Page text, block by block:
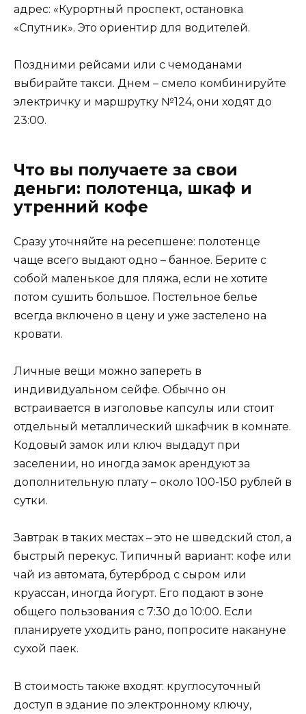
адрес: «Курортный проспект, остановка
«Спутник». Это ориентир для водителей.
Поздними рейсами или с чемоданами
выбирайте такси. Днем – смело комбинируйте
электричку и маршрутку №124, они ходят до
23:00.
Что вы получаете за свои
деньги: полотенца, шкаф и
утренний кофе
Сразу уточняйте на ресепшене: полотенце
чаще всего выдают одно – банное. Берите с
собой маленькое для пляжа, если не хотите
потом сушить большое. Постельное белье
всегда включено в цену и уже застелено на
кровати.
Личные вещи можно запереть в
индивидуальном сейфе. Обычно он
встраивается в изголовье капсулы или стоит
отдельный металлический шкафчик в комнате.
Кодовый замок или ключ выдадут при
заселении, но иногда замок арендуют за
дополнительную плату – около 100-150 рублей в
сутки.
Завтрак в таких местах – это не шведский стол, а
быстрый перекус. Типичный вариант: кофе или
чай из автомата, бутерброд с сыром или
круассан, иногда йогурт. Его подают в зоне
общего пользования с 7:30 до 10:00. Если
планируете уходить рано, попросите накануне
сухой паек.
В стоимость также входят: круглосуточный
доступ в здание по электронному ключу,